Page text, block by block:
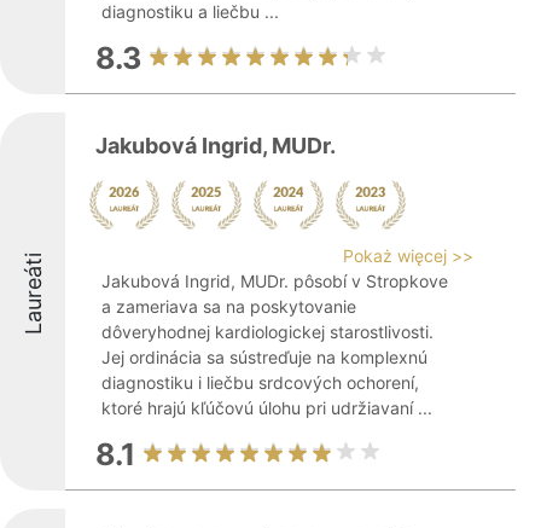
diagnostiku a liečbu ...
8.3
Laureáti
Jakubová Ingrid, MUDr.
Pokaż więcej >>
Jakubová Ingrid, MUDr. pôsobí v Stropkove
a zameriava sa na poskytovanie
dôveryhodnej kardiologickej starostlivosti.
Jej ordinácia sa sústreďuje na komplexnú
diagnostiku i liečbu srdcových ochorení,
ktoré hrajú kľúčovú úlohu pri udržiavaní ...
8.1